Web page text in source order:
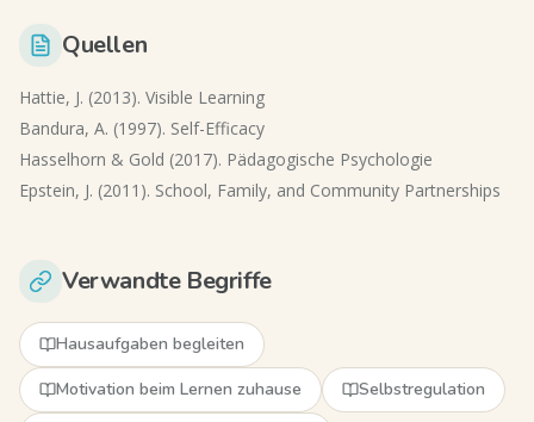
Quellen
Hattie, J. (2013). Visible Learning
Bandura, A. (1997). Self-Efficacy
Hasselhorn & Gold (2017). Pädagogische Psychologie
Epstein, J. (2011). School, Family, and Community Partnerships
Verwandte Begriffe
Hausaufgaben begleiten
Motivation beim Lernen zuhause
Selbstregulation